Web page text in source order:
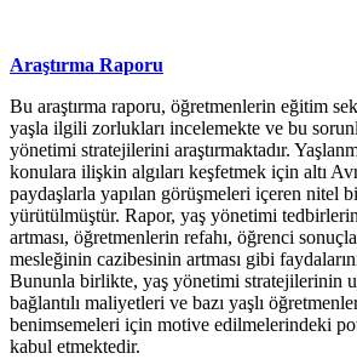
Araştırma Raporu
Bu araştırma raporu, öğretmenlerin eğitim
yaşla ilgili zorlukları incelemekte ve bu
yönetimi stratejilerini araştırmaktadır.
konulara ilişkin algıları keşfetmek için altı
paydaşlarla yapılan görüşmeleri içeren nitel
yürütülmüştür. Rapor, yaş yönetimi
artması, öğretmenlerin refahı, öğrenci
mesleğinin cazibesinin artması gibi
Bununla birlikte, yaş yönetimi stratejilerinin
bağlantılı maliyetleri ve bazı yaşlı
benimsemeleri için motive edilmelerindeki
kabul etmektedir.